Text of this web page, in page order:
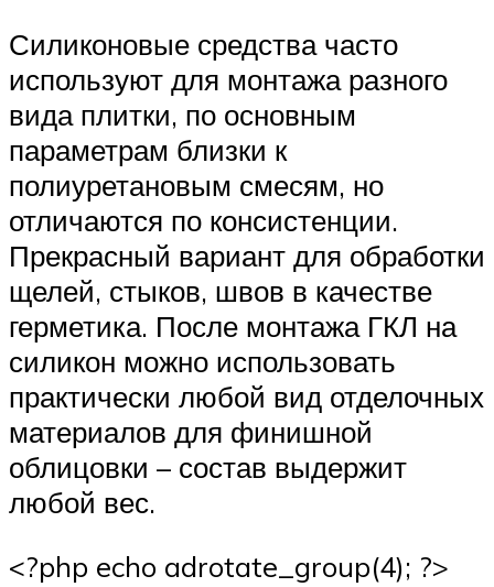
Силиконовые средства часто
используют для монтажа разного
вида плитки, по основным
параметрам близки к
полиуретановым смесям, но
отличаются по консистенции.
Прекрасный вариант для обработки
щелей, стыков, швов в качестве
герметика. После монтажа ГКЛ на
силикон можно использовать
практически любой вид отделочных
материалов для финишной
облицовки – состав выдержит
любой вес.
<?php echo adrotate_group(4); ?>